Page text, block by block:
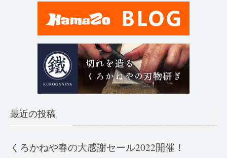
最近の投稿
くろかねや春の大感謝セール2022開催！